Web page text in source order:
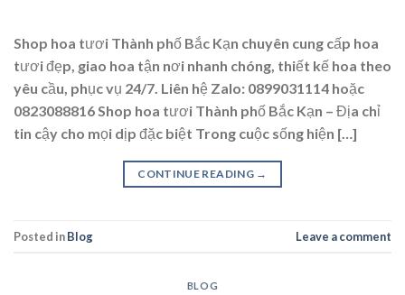
Shop hoa tươi Thành phố Bắc Kạn chuyên cung cấp hoa
tươi đẹp, giao hoa tận nơi nhanh chóng, thiết kế hoa theo
yêu cầu, phục vụ 24/7. Liên hệ Zalo: 0899031114 hoặc
0823088816 Shop hoa tươi Thành phố Bắc Kạn – Địa chỉ
tin cậy cho mọi dịp đặc biệt Trong cuộc sống hiện […]
CONTINUE READING →
Posted inBlog Leave a comment
BLOG